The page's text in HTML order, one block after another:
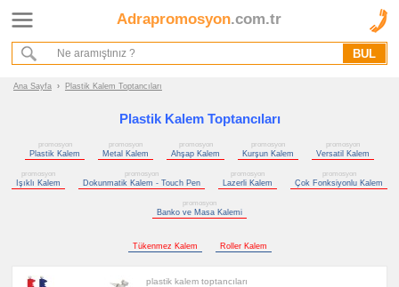
Adrapromosyon.com.tr
Ana Sayfa › Plastik Kalem Toptancıları
Plastik Kalem Toptancıları
promosyon
Plastik Kalem
promosyon
Metal Kalem
promosyon
Ahşap Kalem
promosyon
Kurşun Kalem
promosyon
Versatil Kalem
promosyon
Işıklı Kalem
promosyon
Dokunmatik Kalem - Touch Pen
promosyon
Lazerli Kalem
promosyon
Çok Fonksiyonlu Kalem
promosyon
Banko ve Masa Kalemi
Tükenmez Kalem Roller Kalem
plastik kalem toptancıları
Ana Sayfa
Hakkımızda
Kurumsal Hizmet Akışımız
Promosyon
Ürünleri